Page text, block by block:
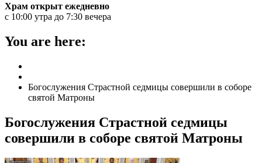
Храм открыт ежедневно
с 10:00 утра до 7:30 вечера
You are here:
Богослужения Страстной седмицы совершили в соборе
святой Матроны
Богослужения Страстной седмицы
совершили в соборе святой Матроны